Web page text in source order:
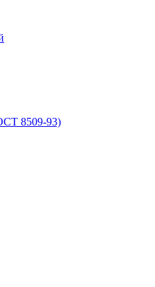
8509-93)